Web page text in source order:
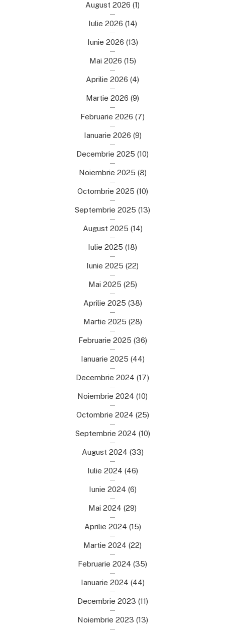
August 2026 (1)
Iulie 2026 (14)
Iunie 2026 (13)
Mai 2026 (15)
Aprilie 2026 (4)
Martie 2026 (9)
Februarie 2026 (7)
Ianuarie 2026 (9)
Decembrie 2025 (10)
Noiembrie 2025 (8)
Octombrie 2025 (10)
Septembrie 2025 (13)
August 2025 (14)
Iulie 2025 (18)
Iunie 2025 (22)
Mai 2025 (25)
Aprilie 2025 (38)
Martie 2025 (28)
Februarie 2025 (36)
Ianuarie 2025 (44)
Decembrie 2024 (17)
Noiembrie 2024 (10)
Octombrie 2024 (25)
Septembrie 2024 (10)
August 2024 (33)
Iulie 2024 (46)
Iunie 2024 (6)
Mai 2024 (29)
Aprilie 2024 (15)
Martie 2024 (22)
Februarie 2024 (35)
Ianuarie 2024 (44)
Decembrie 2023 (11)
Noiembrie 2023 (13)